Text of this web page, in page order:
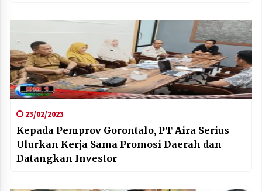
23/02/2023
Kepada Pemprov Gorontalo, PT Aira Serius
Ulurkan Kerja Sama Promosi Daerah dan
Datangkan Investor